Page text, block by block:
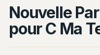
Nouvelle
pour C Ma